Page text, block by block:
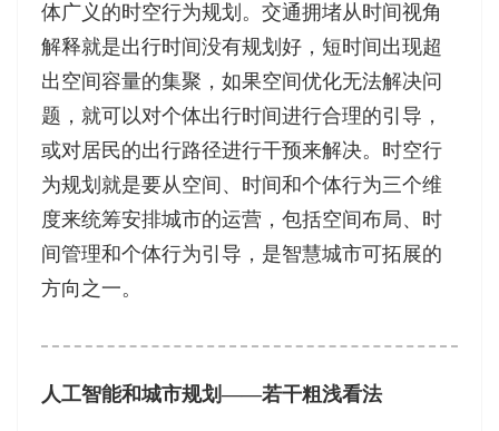
体广义的时空行为规划。交通拥堵从时间视角
解释就是出行时间没有规划好，短时间出现超
出空间容量的集聚，如果空间优化无法解决问
题，就可以对个体出行时间进行合理的引导，
或对居民的出行路径进行干预来解决。时空行
为规划就是要从空间、时间和个体行为三个维
度来统筹安排城市的运营，包括空间布局、时
间管理和个体行为引导，是智慧城市可拓展的
方向之一。
人工智能和城市规划——若干粗浅看法